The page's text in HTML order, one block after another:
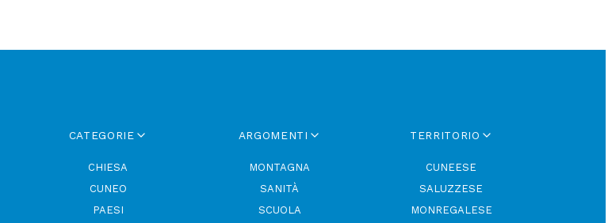
CATEGORIE
CHIESA
CUNEO
PAESI
ARGOMENTI
MONTAGNA
SANITÀ
SCUOLA
TERRITORIO
CUNEESE
SALUZZESE
MONREGALESE